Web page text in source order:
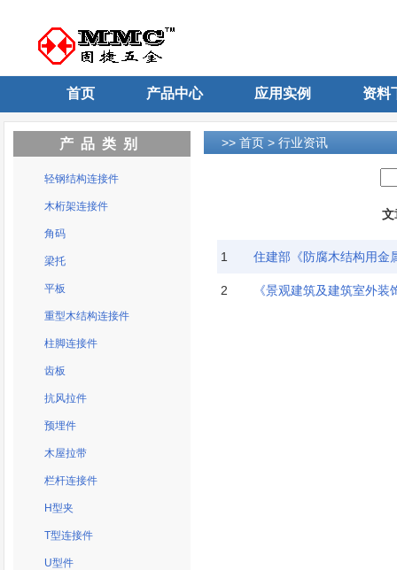
首页 产品中心 应用实例 资料
>> 首页 > 行业资讯
文
1 住建部《防腐木结构用金
2 《景观建筑及建筑室外
产品类别
轻钢结构连接件
木桁架连接件
角码
梁托
平板
重型木结构连接件
柱脚连接件
齿板
抗风拉件
预埋件
木屋拉带
栏杆连接件
H型夹
T型连接件
U型件